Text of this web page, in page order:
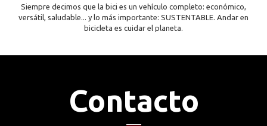
Siempre decimos que la bici es un vehículo completo: económico,
versátil, saludable... y lo más importante: SUSTENTABLE. Andar en
bicicleta es cuidar el planeta.
Contacto